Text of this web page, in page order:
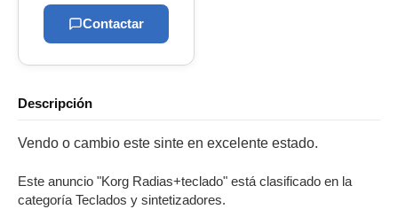
Contactar
Descripción
Vendo o cambio este sinte en excelente estado.
Este anuncio "Korg Radias+teclado" está clasificado en la
categoría Teclados y sintetizadores.